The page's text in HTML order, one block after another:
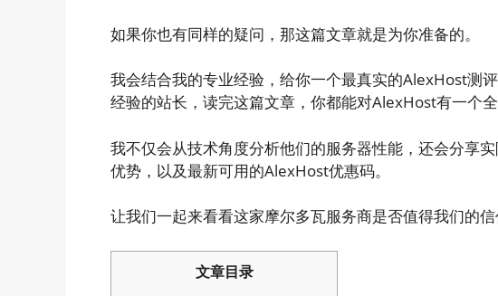
如果你也有同样的疑问，那这篇文章就是为你准备的。
我会结合我的专业经验，给你一个最真实的AlexHost测
经验的站长，读完这篇文章，你都能对AlexHost有一个全
我不仅会从技术角度分析他们的服务器性能，还会分享
优势，以及最新可用的AlexHost优惠码。
让我们一起来看看这家摩尔多瓦服务商是否值得我们的信
文章目录